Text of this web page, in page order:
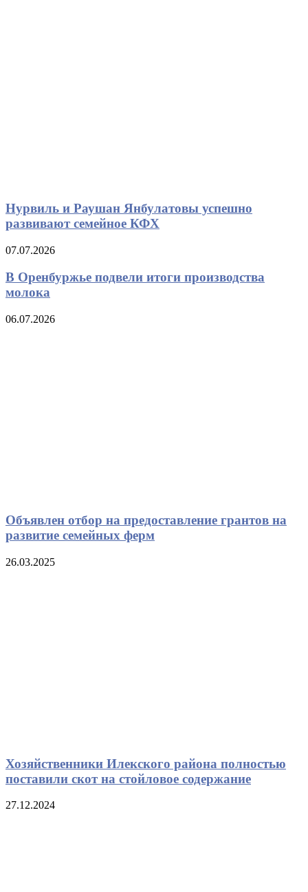
Нурвиль и Раушан Янбулатовы успешно
развивают семейное КФХ
07.07.2026
В Оренбуржье подвели итоги производства
молока
06.07.2026
Объявлен отбор на предоставление грантов на
развитие семейных ферм
26.03.2025
Хозяйственники Илекского района полностью
поставили скот на стойловое содержание
27.12.2024